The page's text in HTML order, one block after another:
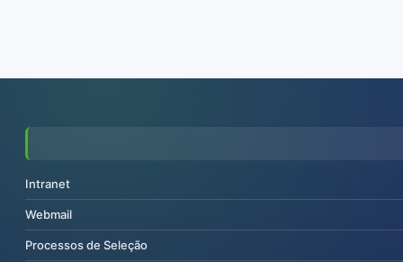
Intranet
Webmail
Processos de Seleção